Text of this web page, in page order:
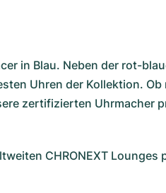
in Blau. Neben der rot-
Uhren der Kollektion. Ob
zertifizierten Uhrmacher
CHRONEXT Lounges